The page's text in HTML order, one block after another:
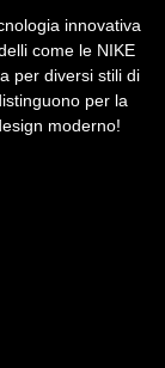
innovativa
come le NIKE
per diversi stili di
per la
moderno!